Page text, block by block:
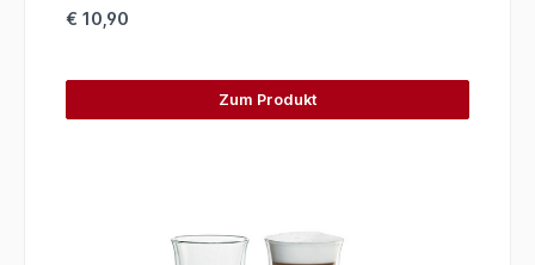
€ 10,90
Zum Produkt